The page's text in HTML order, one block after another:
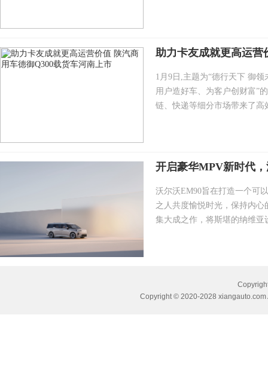
助力卡友成就更高运营
1月9日,主题为“德行天下 御
用户造好车、为客户创财富”
链、快递等细分市场带来了
开启豪华MPV新时代
沃尔沃EM90旨在打造一个可
之人共度愉悦时光，保持内
集大成之作，将斯堪的纳维亚
Copyright © 2020-2028